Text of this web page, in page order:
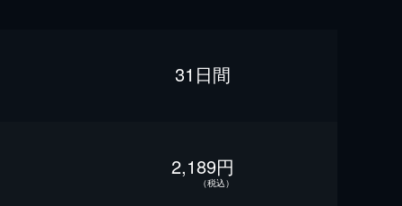
31日間
2,189円
（税込）